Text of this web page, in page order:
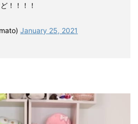
！！！！
January 25, 2021